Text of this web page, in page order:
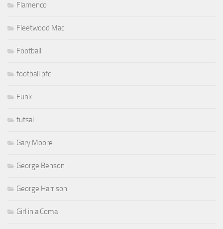
Flamenco
Fleetwood Mac
Football
football pfc
Funk
futsal
Gary Moore
George Benson
George Harrison
Girl in a Coma